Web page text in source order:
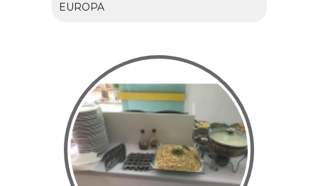
EUROPA